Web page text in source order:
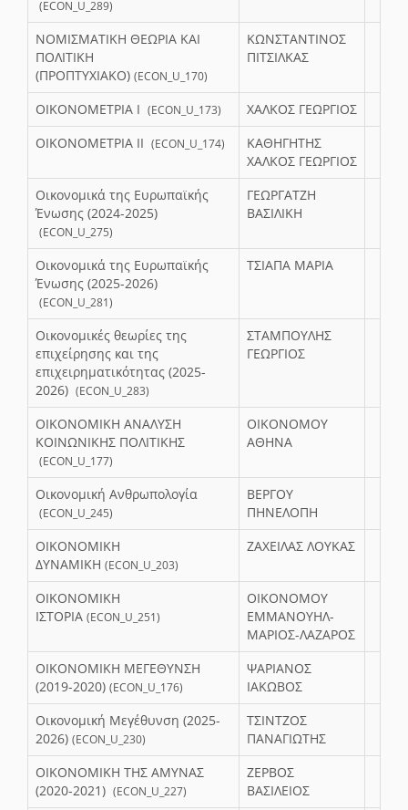
(ECON_U_289)
ΝΟΜΙΣΜΑΤΙΚΗ ΘΕΩΡΙΑ ΚΑΙ
ΠΟΛΙΤΙΚΗ
(ΠΡΟΠΤΥΧΙΑΚΟ) (ECON_U_170)
ΚΩΝΣΤΑΝΤΙΝΟΣ
ΠΙΤΣΙΛΚΑΣ
ΟΙΚΟΝΟΜΕΤΡΙΑ I (ECON_U_173)
ΧΑΛΚΟΣ ΓΕΩΡΓΙΟΣ
ΟΙΚΟΝΟΜΕΤΡΙΑ ΙΙ (ECON_U_174)
ΚΑΘΗΓΗΤΗΣ
ΧΑΛΚΟΣ ΓΕΩΡΓΙΟΣ
Οικονομικά της Ευρωπαϊκής
Ένωσης (2024-2025)
(ECON_U_275)
ΓΕΩΡΓΑΤΖΗ
ΒΑΣΙΛΙΚΗ
Οικονομικά της Ευρωπαϊκής
Ένωσης (2025-2026)
(ECON_U_281)
ΤΣΙΑΠΑ ΜΑΡΙΑ
Οικονομικές θεωρίες της
επιχείρησης και της
επιχειρηματικότητας (2025-
2026) (ECON_U_283)
ΣΤΑΜΠΟΥΛΗΣ
ΓΕΩΡΓΙΟΣ
ΟΙΚΟΝΟΜΙΚΗ ΑΝΑΛΥΣΗ
ΚΟΙΝΩΝΙΚΗΣ ΠΟΛΙΤΙΚΗΣ
(ECON_U_177)
ΟΙΚΟΝΟΜΟΥ
ΑΘΗΝΑ
Οικονομική Ανθρωπολογία
(ECON_U_245)
ΒΕΡΓΟΥ
ΠΗΝΕΛΟΠΗ
ΟΙΚΟΝΟΜΙΚΗ
ΔΥΝΑΜΙΚΗ (ECON_U_203)
ΖΑΧΕΙΛΑΣ ΛΟΥΚΑΣ
ΟΙΚΟΝΟΜΙΚΗ
ΙΣΤΟΡΙΑ (ECON_U_251)
ΟΙΚΟΝΟΜΟΥ
ΕΜΜΑΝΟΥΗΛ-
ΜΑΡΙΟΣ-ΛΑΖΑΡΟΣ
ΟΙΚΟΝΟΜΙΚΗ ΜΕΓΕΘΥΝΣΗ
(2019-2020) (ECON_U_176)
ΨΑΡΙΑΝΟΣ
ΙΑΚΩΒΟΣ
Οικονομική Μεγέθυνση (2025-
2026) (ECON_U_230)
ΤΣΙΝΤΖΟΣ
ΠΑΝΑΓΙΩΤΗΣ
ΟΙΚΟΝΟΜΙΚΗ ΤΗΣ ΑΜΥΝΑΣ
(2020-2021) (ECON_U_227)
ΖΕΡΒΟΣ
ΒΑΣΙΛΕΙΟΣ